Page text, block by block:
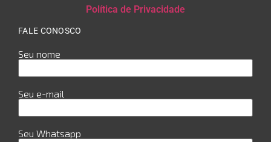
Política de Privacidade
FALE CONOSCO
Seu nome
Seu e-mail
Seu Whatsapp